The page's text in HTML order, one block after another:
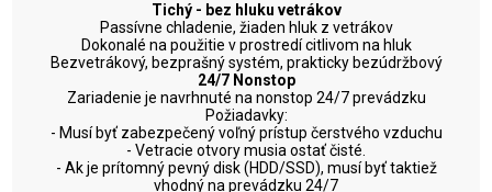
Tichý - bez hluku vetrákov
Passívne chladenie, žiaden hluk z vetrákov
Dokonalé na použitie v prostredí citlivom na hluk
Bezvetrákový, bezprašný systém, prakticky bezúdržbový
24/7 Nonstop
Zariadenie je navrhnuté na nonstop 24/7 prevádzku
Požiadavky:
- Musí byť zabezpečený voľný prístup čerstvého vzduchu
- Vetracie otvory musia ostať čisté.
- Ak je prítomný pevný disk (HDD/SSD), musí byť taktiež
vhodný na prevádzku 24/7